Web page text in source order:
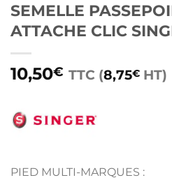
SEMELLE
ATTACHE CLIC
10,50€ TTC (8,75€ HT)
PIED MULTI-MARQUES :